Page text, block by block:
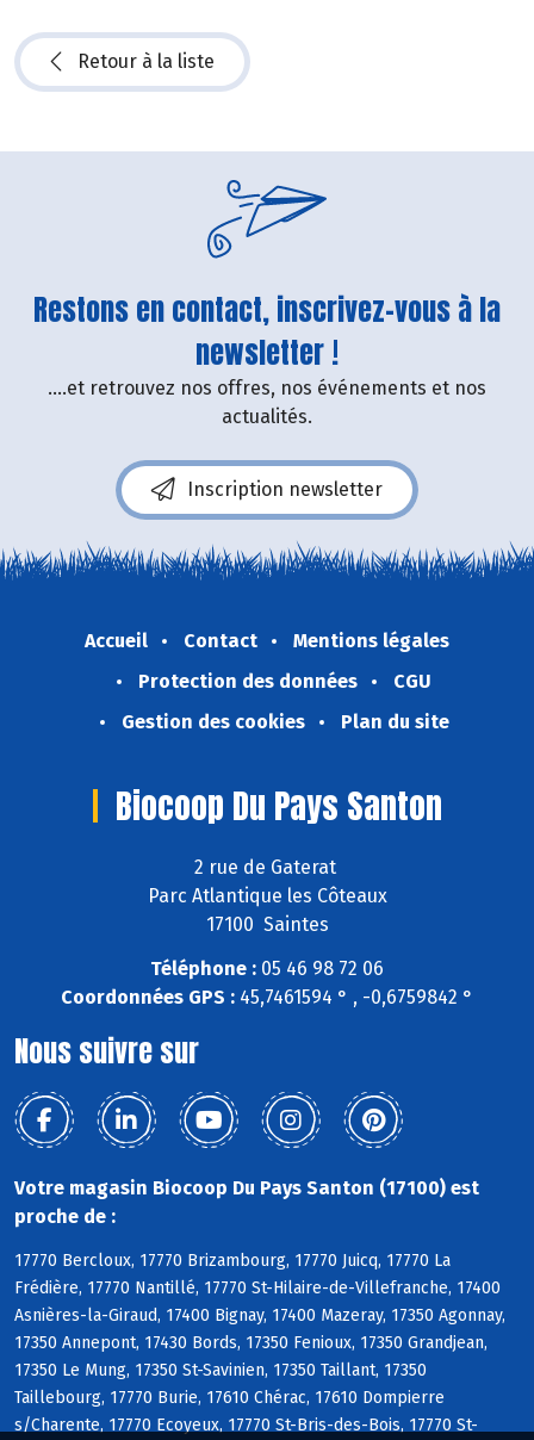
Retour à la liste
Restons en contact, inscrivez-vous à la
newsletter !
....et retrouvez nos offres, nos événements et nos
actualités.
Inscription newsletter
Accueil Contact
Mentions légales
Protection des données
CGU
Gestion des cookies
Plan du site
Biocoop Du Pays Santon
2 rue de Gaterat
Parc Atlantique les Côteaux
17100 Saintes
Téléphone : 05 46 98 72 06
Coordonnées GPS : 45,7461594 ° , -0,6759842 °
Nous suivre sur
Votre magasin Biocoop Du Pays Santon (17100) est
proche de :
17770 Bercloux, 17770 Brizambourg, 17770 Juicq, 17770 La
Frédière, 17770 Nantillé, 17770 St-Hilaire-de-Villefranche, 17400
Asnières-la-Giraud, 17400 Bignay, 17400 Mazeray, 17350 Agonnay,
17350 Annepont, 17430 Bords, 17350 Fenioux, 17350 Grandjean,
17350 Le Mung, 17350 St-Savinien, 17350 Taillant, 17350
Taillebourg, 17770 Burie, 17610 Chérac, 17610 Dompierre
s/Charente, 17770 Ecoyeux, 17770 St-Bris-des-Bois, 17770 St-